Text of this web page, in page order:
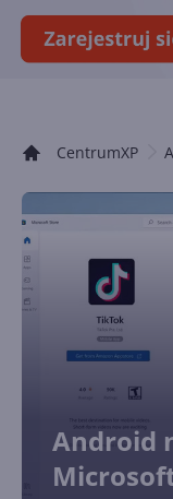
CentrumXP
Android